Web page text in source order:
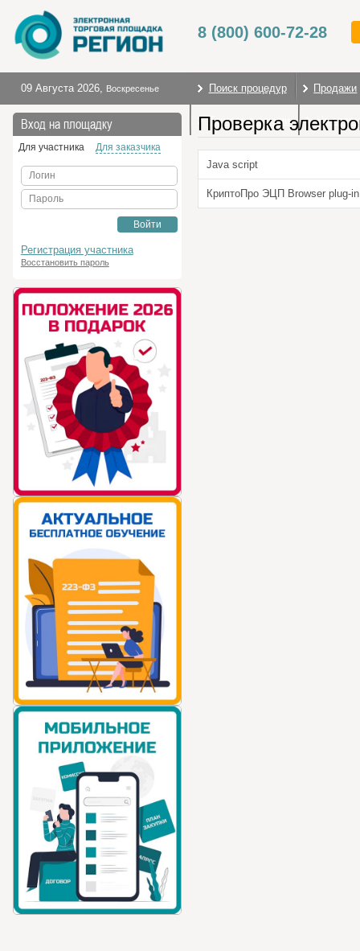
8 (800) 600-72-28
09 Августа 2026, Воскресенье Поиск процедур Продажи
Торговые секции На
Вход на площадку
Для участника Для заказчика
Логин
Пароль
Войти
Регистрация участника
Восстановить пароль
Проверка
Java script
КриптоПро ЭЦП Browser plug-in